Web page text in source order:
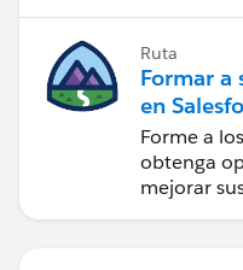
Ruta
Formar a
en
Forme a
obtenga
mejorar